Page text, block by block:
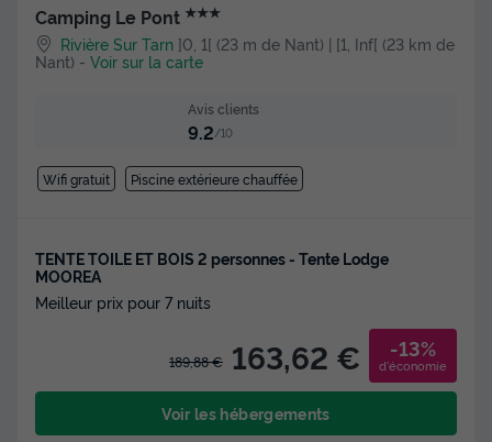
Camping Le Pont ★★★
Rivière Sur Tarn ]0, 1[ (23 m de Nant) | [1, Inf[ (23 km de
Nant) - Voir sur la carte
Avis clients
9.2/10
Wifi gratuit Piscine extérieure chauffée
TENTE TOILE ET BOIS 2 personnes - Tente Lodge
MOOREA
Meilleur prix pour 7 nuits
189,88 € 163,62 € -13%
d'économie
Voir les hébergements